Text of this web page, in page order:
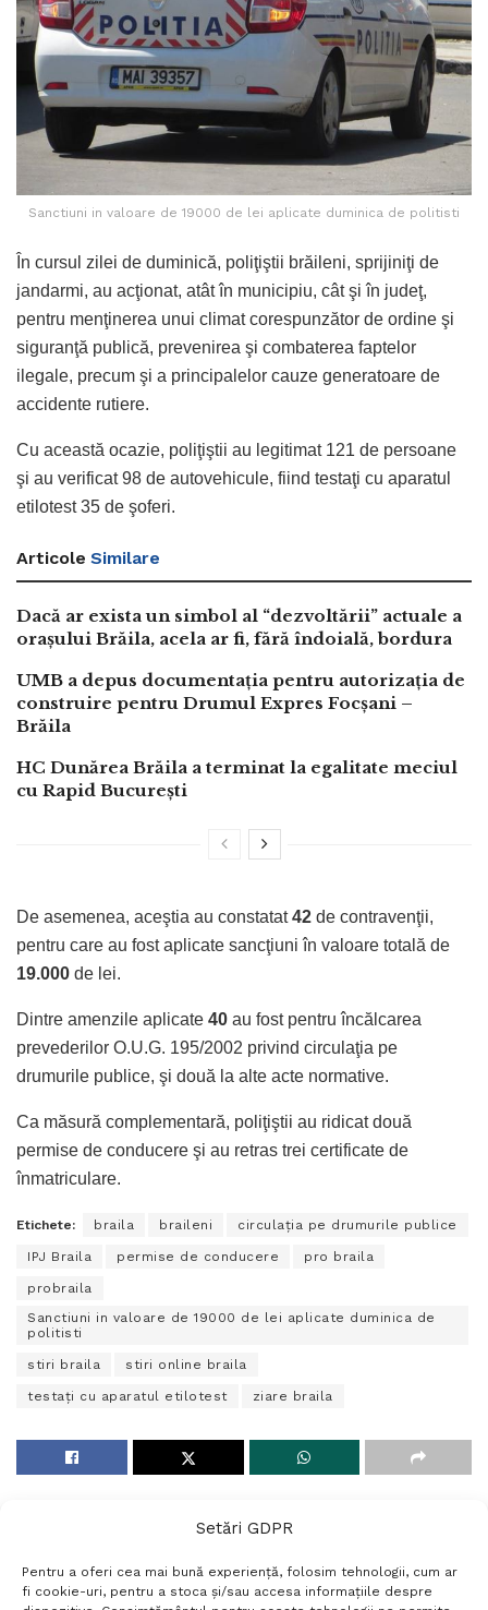
Setări GDPR
Pentru a oferi cea mai bună experiență, folosim tehnologii, cum ar
fi cookie-uri, pentru a stoca și/sau accesa informațiile despre
Sanctiuni in valoare de 19000 de lei aplicate duminica de politisti
În cursul zilei de duminică, poliţiştii brăileni, sprijiniţi de
jandarmi, au acţionat, atât în municipiu, cât şi în judeţ,
pentru menţinerea unui climat corespunzător de ordine şi
siguranţă publică, prevenirea şi combaterea faptelor
ilegale, precum şi a principalelor cauze generatoare de
accidente rutiere.
Cu această ocazie, poliţiştii au legitimat 121 de persoane
şi au verificat 98 de autovehicule, fiind testaţi cu aparatul
etilotest 35 de şoferi.
Articole Similare
Dacă ar exista un simbol al “dezvoltării” actuale a
orașului Brăila, acela ar fi, fără îndoială, bordura
UMB a depus documentația pentru autorizația de
construire pentru Drumul Expres Focșani –
Brăila
HC Dunărea Brăila a terminat la egalitate meciul
cu Rapid București
De asemenea, aceştia au constatat42 de contravenţii,
pentru care au fost aplicate sancţiuni în valoare totală de
19.000 de lei.
Dintre amenzile aplicate 40 au fost pentru încălcarea
prevederilor O.U.G. 195/2002 privind circulaţia pe
drumurile publice, şi două la alte acte normative.
Ca măsură complementară, poliţiştii au ridicat două
permise de conducere şi au retras trei certificate de
înmatriculare.
Etichete: braila braileni circulaţia pe drumurile publice
IPJ Braila permise de conducere pro braila
probraila
Sanctiuni in valoare de 19000 de lei aplicate duminica de
politisti
stiri braila stiri online braila
testaţi cu aparatul etilotest ziare braila